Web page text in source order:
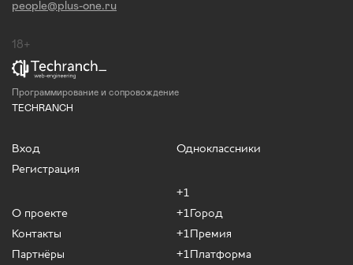
people@plus-one.ru
18+
Программирование и сопровождение
TECHRANCH
Вход
Регистрация
О проекте
Контакты
Партнёры
Одноклассники
+1
+1Город
+1Премия
+1Платформа